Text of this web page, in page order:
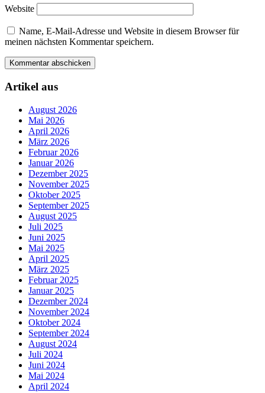
Website
Name, E-Mail-Adresse und Website in diesem Browser für
meinen nächsten Kommentar speichern.
Artikel aus
August 2026
Mai 2026
April 2026
März 2026
Februar 2026
Januar 2026
Dezember 2025
November 2025
Oktober 2025
September 2025
August 2025
Juli 2025
Juni 2025
Mai 2025
April 2025
März 2025
Februar 2025
Januar 2025
Dezember 2024
November 2024
Oktober 2024
September 2024
August 2024
Juli 2024
Juni 2024
Mai 2024
April 2024